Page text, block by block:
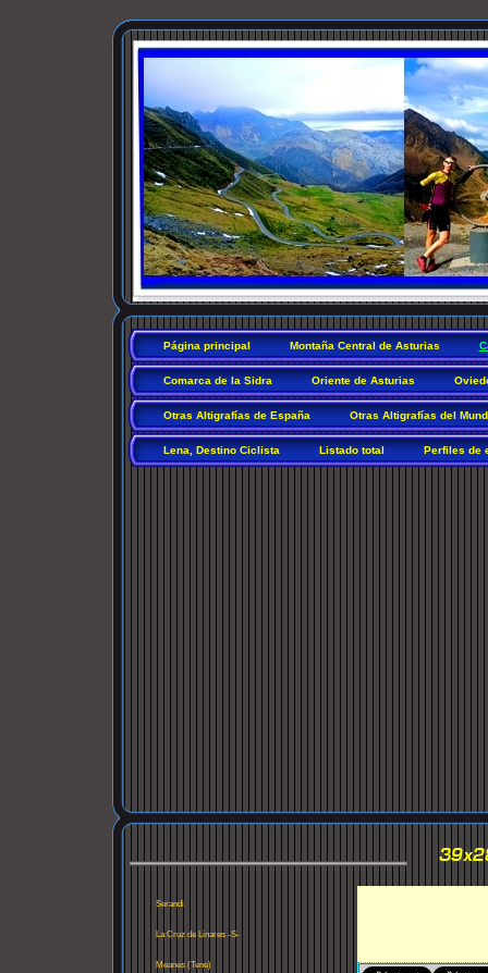
Página principal Montaña Central de Asturias
Comarca de la Sidra Oriente de Asturias
Otras Altigrafías de España Otras Altigrafías del
Lena, Destino Ciclista Listado total Perfiles de
Serandi
La Cruz de Linares -S-
Meanes (Tene)